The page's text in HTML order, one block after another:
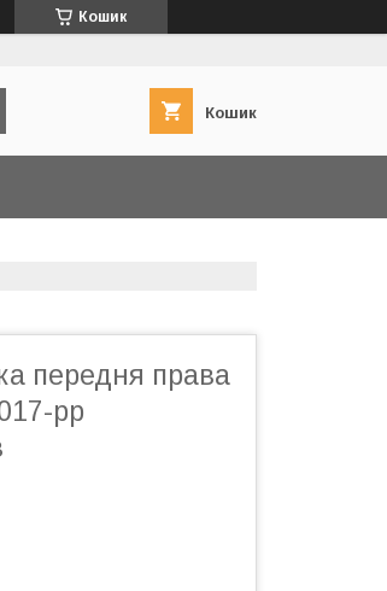
Кошик
Кошик
передня права
рр